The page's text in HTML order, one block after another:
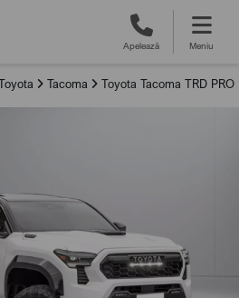
Apelează Meniu
Tacoma Toyota Tacoma TRD PRO